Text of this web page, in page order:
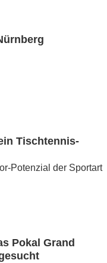
Tischtennis-
Potenzial der Sportart
Pokal Grand